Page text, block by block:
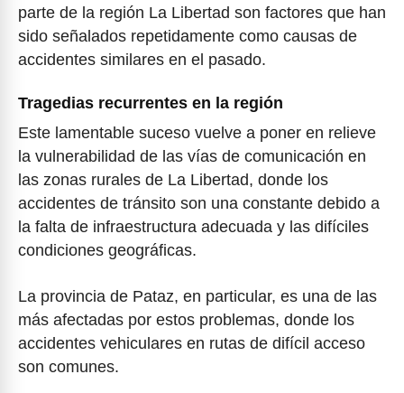
parte de la región La Libertad son factores que han
sido señalados repetidamente como causas de
accidentes similares en el pasado.
Tragedias recurrentes en la región
Este lamentable suceso vuelve a poner en relieve
la vulnerabilidad de las vías de comunicación en
las zonas rurales de La Libertad, donde los
accidentes de tránsito son una constante debido a
la falta de infraestructura adecuada y las difíciles
condiciones geográficas.
La provincia de Pataz, en particular, es una de las
más afectadas por estos problemas, donde los
accidentes vehiculares en rutas de difícil acceso
son comunes.